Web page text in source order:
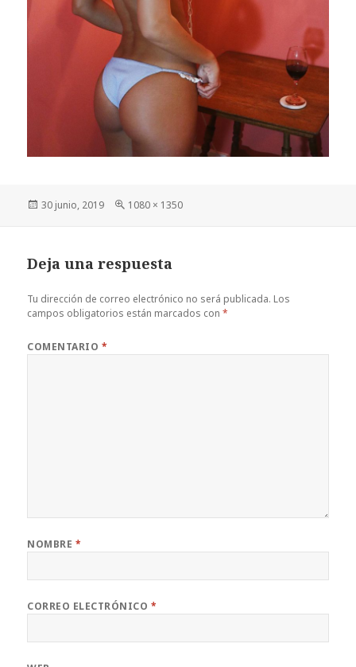
Publicado
30 junio, 2019
Tamaño
1080 × 1350
Deja una respuesta
Tu dirección de correo electrónico no será publicada. Los
campos obligatorios están marcados con*
COMENTARIO *
NOMBRE *
CORREO ELECTRÓNICO *